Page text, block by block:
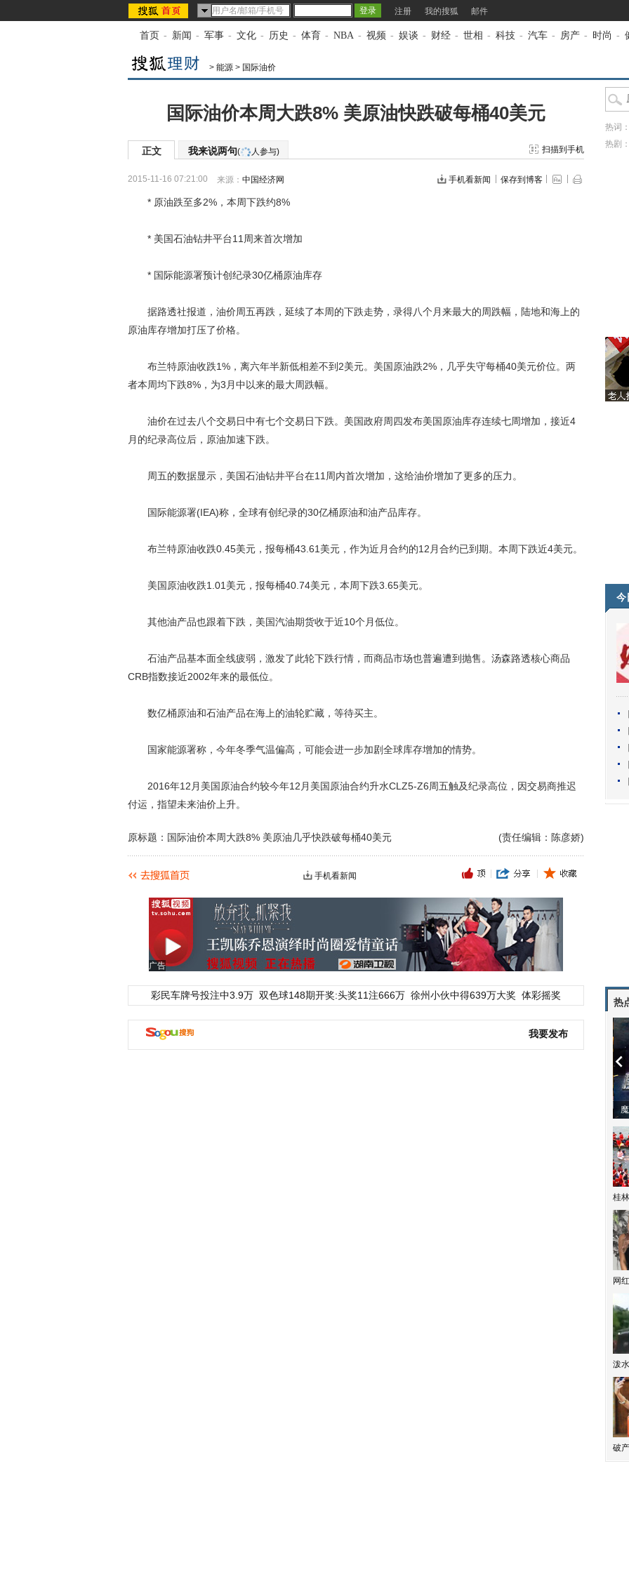
注册 我的搜狐 邮件
首页 - 新闻 - 军事 - 文化 - 历史 - 体育 - NBA - 视频 - 娱谈 - 财经 - 世相 - 科技 - 汽车 - 房产 - 时尚 -
> 能源 > 国际油价
国际油价本周大跌8% 美原油快跌破每桶40美元
正文 我来说两句( 人参与) 扫描到手机
2015-11-16 07:21:00 来源： 中国经济网 手机看新闻 保存到博客
* 原油跌至多2%，本周下跌约8%
* 美国石油钻井平台11周来首次增加
* 国际能源署预计创纪录30亿桶原油库存
据路透社报道，油价周五再跌，延续了本周的下跌走势，录得八个月来最大的周跌幅，陆地和海上的
原油库存增加打压了价格。
布兰特原油收跌1%，离六年半新低相差不到2美元。美国原油跌2%，几乎失守每桶40美元价位。两
者本周均下跌8%，为3月中以来的最大周跌幅。
油价在过去八个交易日中有七个交易日下跌。美国政府周四发布美国原油库存连续七周增加，接近4
月的纪录高位后，原油加速下跌。
周五的数据显示，美国石油钻井平台在11周内首次增加，这给油价增加了更多的压力。
国际能源署(IEA)称，全球有创纪录的30亿桶原油和油产品库存。
布兰特原油收跌0.45美元，报每桶43.61美元，作为近月合约的12月合约已到期。本周下跌近4美元。
美国原油收跌1.01美元，报每桶40.74美元，本周下跌3.65美元。
其他油产品也跟着下跌，美国汽油期货收于近10个月低位。
石油产品基本面全线疲弱，激发了此轮下跌行情，而商品市场也普遍遭到抛售。汤森路透核心商品
CRB指数接近2002年来的最低位。
数亿桶原油和石油产品在海上的油轮贮藏，等待买主。
国家能源署称，今年冬季气温偏高，可能会进一步加剧全球库存增加的情势。
2016年12月美国原油合约较今年12月美国原油合约升水CLZ5-Z6周五触及纪录高位，因交易商推迟
付运，指望未来油价上升。
(责任编辑：陈彦娇)
原标题：国际油价本周大跌8% 美原油几乎快跌破每桶40美元
手机看新闻
广告
彩民车牌号投注中3.9万 双色球148期开奖:头奖11注666万 徐州小伙中得639万大奖 体彩摇奖
我要发布
热词
热剧
今
热
桂
网
泼
破